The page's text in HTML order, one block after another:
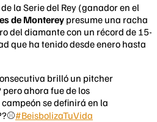
la Serie del Rey (ganador en el
de Monterey presume una racha
del diamante con un récord de 15-
que ha tenido desde enero hasta
brilló un pitcher
pero ahora fue de los
campeón se definirá en la
#BeisbolizaTuVida